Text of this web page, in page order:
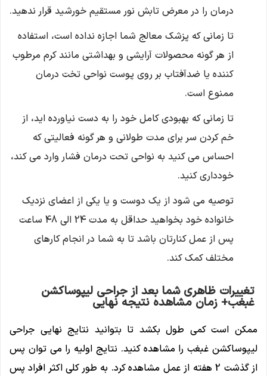
درمان را در معرض تابش نور مستقیم خورشید قرار ندهید.
تا زمانی که پزشک معالج شما اجازه نداده است، استفاده
از هر گونه محصولات آرایشی و بهداشتی مانند کرم مرطوب
کننده یا ضدآفتاب بر روی پوست نواحی تخت درمان
ممنوع است.
تا زمانی که بهبودی کامل خود را به دست نیاورده اید، از
خم کردن سر برای مدت طولانی و هر گونه فعالیتی که
احساس می کنید به نواحی تحت درمان فشار وارد می کند،
خودداری کنید.
توصیه می شود از یک دوست و یا یکی از اعضای نزدیک
خانواده خود بخواهید حداقل به مدت 24 الی 48 ساعت
پس از عمل کنارتان باشد تا به شما در انجام کارهای
مختلف کمک کند.
تغییرات ظاهری شما بعد از جراحی لیپوساکشن
غبغب+ زمان مشاهده نتیجه نهایی
ممکن است کمی طول بکشد تا بتوانید نتایج نهایی جراحی
لیپوساکشن غبغب را مشاهده کنید. نتایج اولیه را می توان پس
از گذشت 2 هفته از عمل مشاهده کرد. به طور کلی اکثر افراد پس